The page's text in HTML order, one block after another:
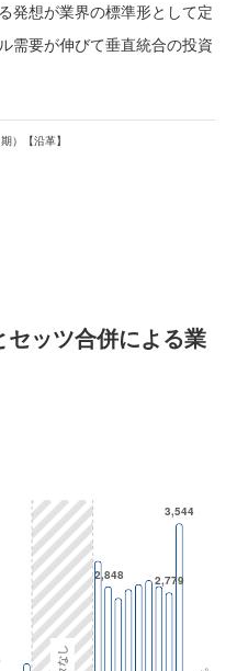
発想が業界の標準形として定
需要が伸びて垂直統合の投資
）【沿革】
ッツ合併による業